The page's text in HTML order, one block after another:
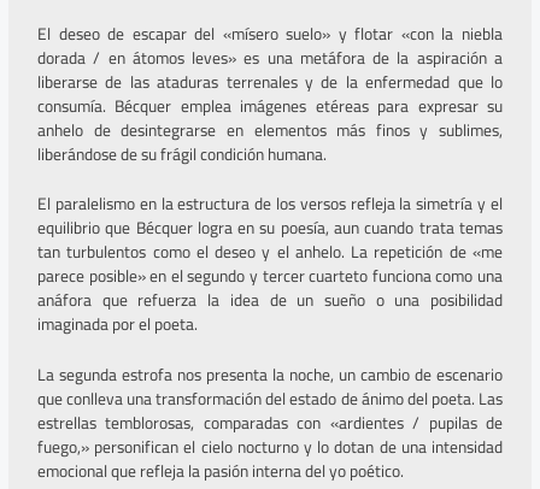
El deseo de escapar del «mísero suelo» y flotar «con la niebla
dorada / en átomos leves» es una metáfora de la aspiración a
liberarse de las ataduras terrenales y de la enfermedad que lo
consumía. Bécquer emplea imágenes etéreas para expresar su
anhelo de desintegrarse en elementos más finos y sublimes,
liberándose de su frágil condición humana.
El paralelismo en la estructura de los versos refleja la simetría y el
equilibrio que Bécquer logra en su poesía, aun cuando trata temas
tan turbulentos como el deseo y el anhelo. La repetición de «me
parece posible» en el segundo y tercer cuarteto funciona como una
anáfora que refuerza la idea de un sueño o una posibilidad
imaginada por el poeta.
La segunda estrofa nos presenta la noche, un cambio de escenario
que conlleva una transformación del estado de ánimo del poeta. Las
estrellas temblorosas, comparadas con «ardientes / pupilas de
fuego,» personifican el cielo nocturno y lo dotan de una intensidad
emocional que refleja la pasión interna del yo poético.